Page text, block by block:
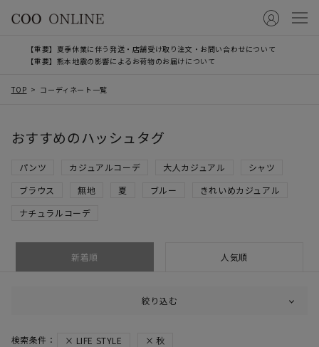
【重要】夏季休業に伴う発送・店舗受け取り注文・お問い合わせについて
【重要】熊本地震の影響によるお荷物のお届けについて
TOP コーディネート一覧
おすすめのハッシュタグ
パンツ カジュアルコーデ 大人カジュアル
シャツ
ブラウス
無地 夏 ブルー
きれいめカジュアル
ナチュラルコーデ
新着順 人気順
絞り込む
LIFE STYLE 秋